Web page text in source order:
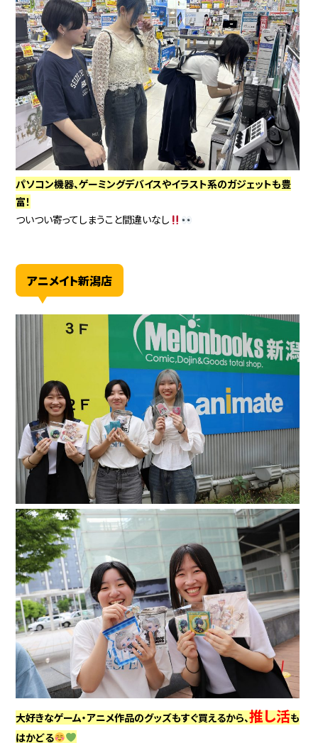
パソコン機器、ゲーミングデバイスやイラスト系のガジェットも豊
富！
ついつい寄ってしまうこと間違いなし
アニメイト新潟店
大好きなゲーム・アニメ作品のグッズもすぐ買えるから、推し活も
はかどる